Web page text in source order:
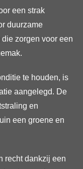
een strak
duurzame
zorgen voor een
te houden, is
aangelegd. De
en
een groene en
recht dankzij een